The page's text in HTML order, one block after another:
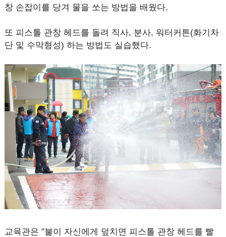
창 손잡이를 당겨 물을 쏘는 방법을 배웠다.
또 피스톨 관창 헤드를 돌려 직사, 분사, 워터커튼(화기차
단 및 수막형성) 하는 방법도 실습했다.
교육관은 "불이 자신에게 덮치면 피스톨 관창 헤드를 빨